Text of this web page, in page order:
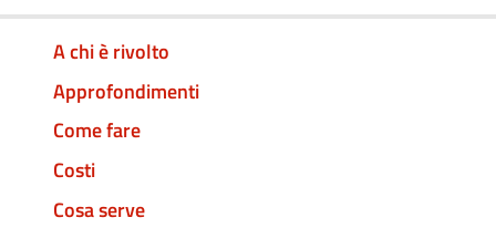
A chi è rivolto
Approfondimenti
Come fare
Costi
Cosa serve